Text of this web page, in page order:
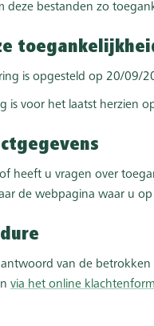
deze bestanden zo
is opgesteld op 20/09/
is voor het laatst herzien
heeft u vragen over
de webpagina waar u
van de
via het online